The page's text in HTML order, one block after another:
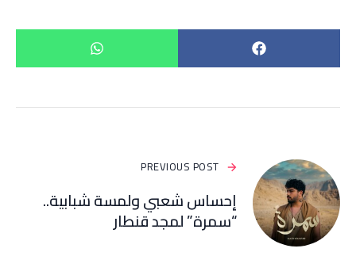
PREVIOUS POST
إحساس شعبي ولمسة شبابية..
“سمرة” لمجد قنطار